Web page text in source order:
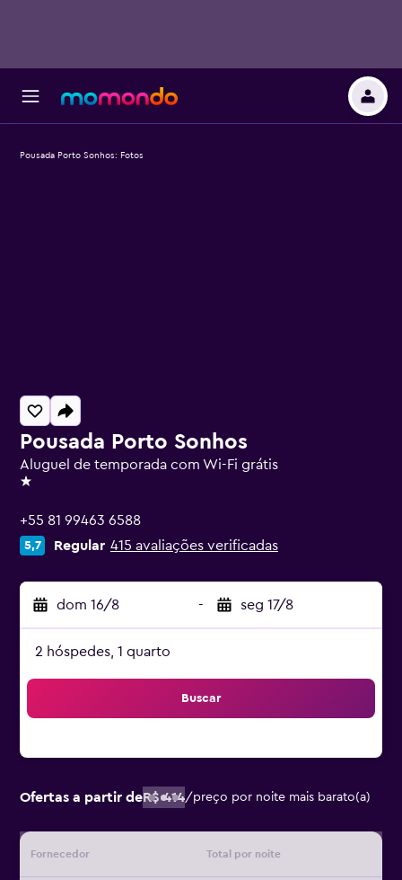
Pousada Porto Sonhos
Aluguel de temporada com Wi-Fi grátis
1 estrela
+55 81 99463 6588
5,7 Regular 415 avaliações verificadas
dom 16/8 - seg 17/8
2 hóspedes, 1 quarto
Buscar
Ofertas a partir deR$ 414/preço por noite mais barato(a)
Fornecedor Total por noite
Pousada Porto Sonhos: Fotos